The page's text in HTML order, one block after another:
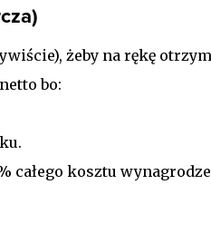
żeby na rękę
bo:
całego kosztu